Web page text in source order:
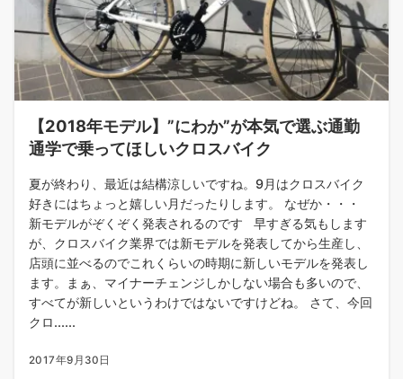
【2018年モデル】”にわか”が本気で選ぶ通勤
通学で乗ってほしいクロスバイク
夏が終わり、最近は結構涼しいですね。9月はクロスバイク
好きにはちょっと嬉しい月だったりします。 なぜか・・・
新モデルがぞくぞく発表されるのです 早すぎる気もします
が、クロスバイク業界では新モデルを発表してから生産し、
店頭に並べるのでこれくらいの時期に新しいモデルを発表し
ます。まぁ、マイナーチェンジしかしない場合も多いので、
すべてが新しいというわけではないですけどね。 さて、今回
クロ......
2017年9月30日